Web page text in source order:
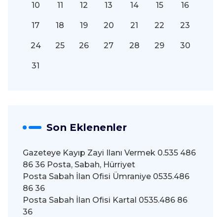
10 11 12 13 14 15 16
17 18 19 20 21 22 23
24 25 26 27 28 29 30
31
Son Eklenenler
Gazeteye Kayıp Zayi Ilanı Vermek 0.535 486
86 36 Posta, Sabah, Hürriyet
Posta Sabah İlan Ofisi Ümraniye 0535.486
86 36
Posta Sabah İlan Ofisi Kartal 0535.486 86
36